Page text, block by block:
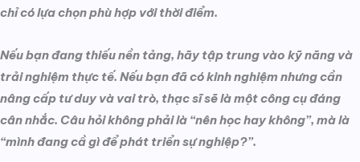
chỉ có lựa chọn phù hợp với thời điểm.
Nếu bạn đang thiếu nền tảng, hãy tập trung vào kỹ năng và
trải nghiệm thực tế. Nếu bạn đã có kinh nghiệm nhưng cần
nâng cấp tư duy và vai trò, thạc sĩ sẽ là một công cụ đáng
cân nhắc. Câu hỏi không phải là “nên học hay không”, mà là
“mình đang cầ gì để phát triển sự nghiệp?”.